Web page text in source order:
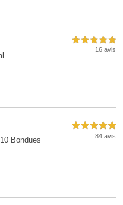
5,0 étoiles sur 5
16 avis
Bondues
5,0 étoiles sur 5
84 avis